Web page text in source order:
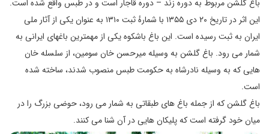
باغ گلشن مربوط به دوره زند – دوره قاجار است و در طبس واقع شده است.
این اثر در تاریخ ۲۰ دی ۱۳۵۵ با شمارهٔ ثبت ۱۳۱۰ به‌ عنوان یکی از آثار ملی
ایران به ثبت رسیده است. این باغ باشکوه یکی از مهمترین باغهای ایرانی به
شمار می رود. باغ گلشن به وسیله میرحسن خان سومین، از سلسله خان
هایی که به وسیله نادرشاه به حکومت طبس منصوب شدند، ساخته شده
است.
باغ گلشن که از جمله باغ های طبقاتی به شمار می رود، حوضی بزرگ را در
میان خود گرفته است که پلیکان هایی در آن شنا می کنند.